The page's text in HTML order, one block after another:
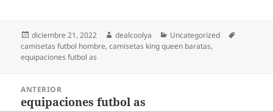
Publicado
el
diciembre 21, 2022 Autor
dealcoolya Categorías
Uncategorized
camisetas futbol hombre,camisetas king queen baratas,
equipaciones futbol as
ANTERIOR
Entrada
equipaciones futbol as